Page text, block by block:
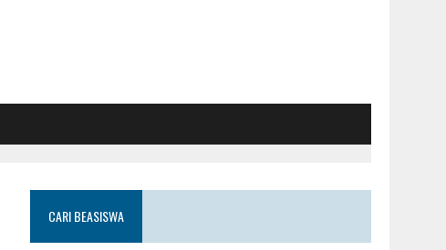
CARI BEASISWA